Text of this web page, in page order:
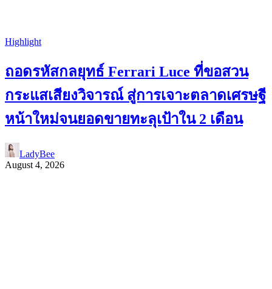
Highlight
ถอดรหัสกลยุทธ์ Ferrari Luce ที่ขอสวน
กระแสเสียงวิจารณ์ สู่การเจาะตลาดเศรษฐี
หน้าใหม่จนยอดขายทะลุเป้าใน 2 เดือน
LadyBee
August 4, 2026